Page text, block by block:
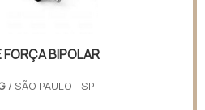
BIPOLAR
/ SÃO PAULO - SP